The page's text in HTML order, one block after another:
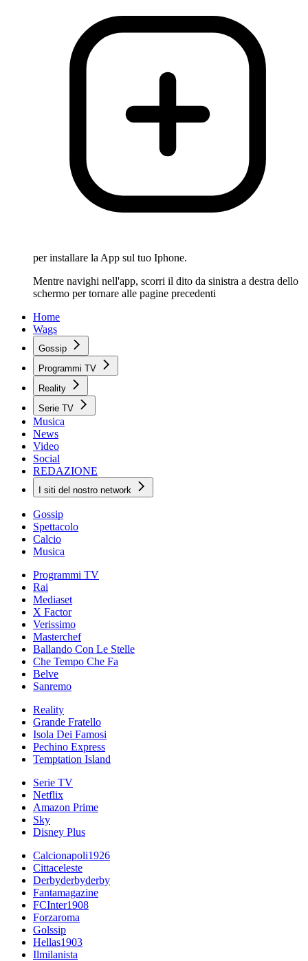
per installare la App sul tuo Iphone.
Mentre navighi nell'app, scorri il dito da sinistra a destra dello
schermo per tornare alle pagine precedenti
Home
Wags
Gossip
Programmi TV
Reality
Serie TV
Musica
News
Video
Social
REDAZIONE
I siti del nostro network
Gossip
Spettacolo
Calcio
Musica
Programmi TV
Rai
Mediaset
X Factor
Verissimo
Masterchef
Ballando Con Le Stelle
Che Tempo Che Fa
Belve
Sanremo
Reality
Grande Fratello
Isola Dei Famosi
Pechino Express
Temptation Island
Serie TV
Netflix
Amazon Prime
Sky
Disney Plus
Calcionapoli1926
Cittaceleste
Derbyderbyderby
Fantamagazine
FCInter1908
Forzaroma
Golssip
Hellas1903
Ilmilanista